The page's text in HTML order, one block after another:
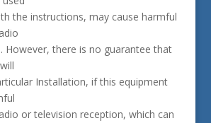
the instructions, may cause harmful
However, there is no guarantee that
Installation, if this equipment
or television reception, which can